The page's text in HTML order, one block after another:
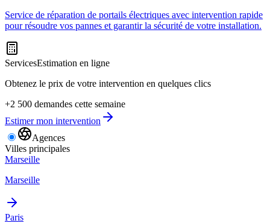
Service de réparation de portails électriques avec intervention rapide
pour résoudre vos pannes et garantir la sécurité de votre installation.
ServicesEstimation en ligne
Obtenez le prix de votre intervention en quelques clics
+2 500 demandes cette semaine
Estimer mon intervention
Agences
Villes principales
Marseille
Marseille
Paris